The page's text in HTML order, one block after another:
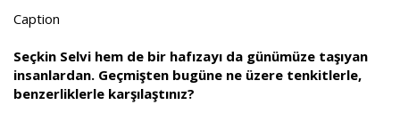
Caption
Seçkin Selvi hem de bir hafızayı da günümüze taşıyan
insanlardan. Geçmişten bugüne ne üzere tenkitlerle,
benzerliklerle karşılaştınız?